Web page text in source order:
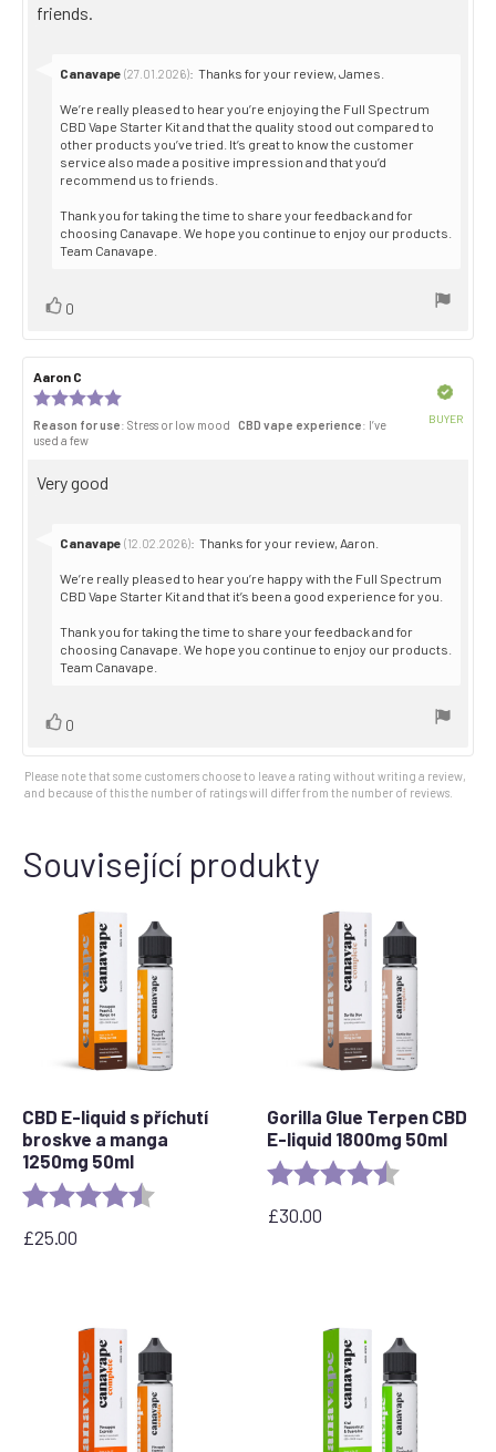
friends.
Reply
Canavape (27.01.2026): Thanks for your review, James.
We’re really pleased to hear you’re enjoying the Full Spectrum
CBD Vape Starter Kit and that the quality stood out compared to
other products you’ve tried. It’s great to know the customer
service also made a positive impression and that you’d
recommend us to friends.
Thank you for taking the time to share your feedback and for
choosing Canavape. We hope you continue to enjoy our products.
Team Canavape.
Vote
0
Review
author:
Aaron C
date:
5.0
Reason for use: Stress or low mood CBD vape experience: I’ve
used a few
BUYER
Review
Very good
Reply
Canavape (12.02.2026): Thanks for your review, Aaron.
We’re really pleased to hear you’re happy with the Full Spectrum
CBD Vape Starter Kit and that it’s been a good experience for you.
Thank you for taking the time to share your feedback and for
choosing Canavape. We hope you continue to enjoy our products.
Team Canavape.
Vote
0
Please note that some customers choose to leave a rating without writing a review,
and because of this the number of ratings will differ from the number of reviews.
Související produkty
CBD E-liquid s příchutí
broskve a manga
1250mg 50ml
Rating: 4.7 out of 5 stars
£25.00
Gorilla Glue Terpen CBD
E-liquid 1800mg 50ml
Rating: 4.5 out of 5
£30.00